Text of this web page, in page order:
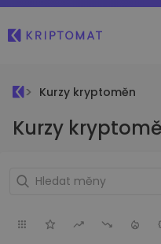
Kurzy kryptoměn
Kurzy